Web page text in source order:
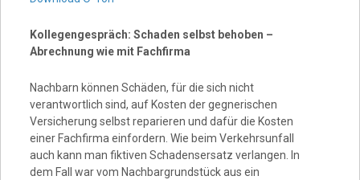
Kollegengespräch: Schaden selbst behoben –
Abrechnung wie mit Fachfirma
Nachbarn können Schäden, für die sich nicht
verantwortlich sind, auf Kosten der gegnerischen
Versicherung selbst reparieren und dafür die Kosten
einer Fachfirma einfordern. Wie beim Verkehrsunfall
auch kann man fiktiven Schadensersatz verlangen. In
dem Fall war vom Nachbargrundstück aus ein